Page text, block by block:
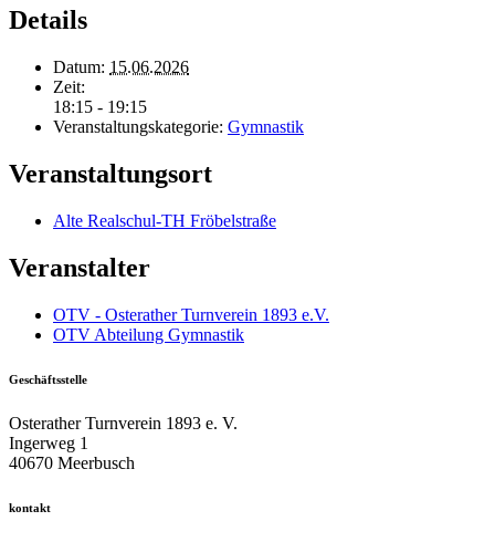
Details
Datum: 15.06.2026
Zeit:
18:15 - 19:15
Veranstaltungskategorie: Gymnastik
Veranstaltungsort
Alte Realschul-TH Fröbelstraße
Veranstalter
OTV - Osterather Turnverein 1893 e.V.
OTV Abteilung Gymnastik
Geschäftsstelle
Osterather Turnverein 1893 e. V.
Ingerweg 1
40670 Meerbusch
kontakt